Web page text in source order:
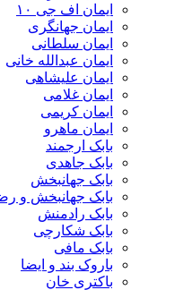
ایمان اف جی ۱۰
ایمان جهانگری
ایمان سلطانی
ایمان عبدالله خانی
ایمان علیشاهی
ایمان غلامی
ایمان کریمی
ایمان ماهرو
بابک ارجمند
بابک جاهدی
بابک جهانبخش
بابک جهانبخش و رضا صادقی
بابک رادمنش
بابک شکارچی
بابک مافی
باروک بند و ایضا
باکتری خان